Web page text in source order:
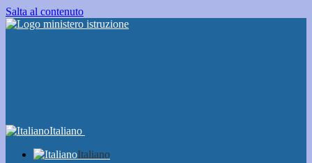
Salta al contenuto
Italiano
Italiano